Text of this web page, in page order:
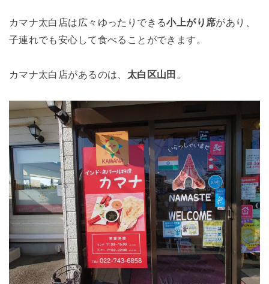
カマナ太白店は広々ゆったりできる小上がり席があり、
子連れでも安心して食べることができます。
カマナ太白店があるのは、 太白区山田 。